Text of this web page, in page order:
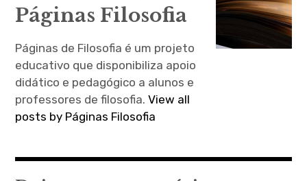
Páginas Filosofia
Páginas de Filosofia é um projeto
educativo que disponibiliza apoio
didático e pedagógico a alunos e
professores de filosofia.View all
posts by Páginas Filosofia